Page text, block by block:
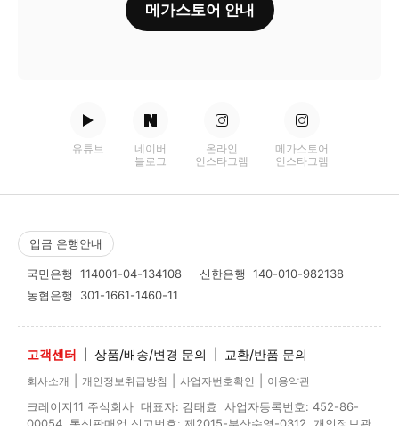
메가스토어 안내
유튜브
네이버
블로그
온라인
인스타그램
메가스토어
인스타그램
입금 은행안내
국민은행 114001-04-134108 신한은행 140-010-982138
농협은행 301-1661-1460-11
고객센터 상품/배송/변경 문의 교환/반품 문의
회사소개 개인정보취급방침 사업자번호확인 이용약관
크레이지11 주식회사 대표자: 김태효 사업자등록번호: 452-86-